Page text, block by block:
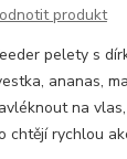
produkt
pelety s
ananas,
na
chtějí rychlou